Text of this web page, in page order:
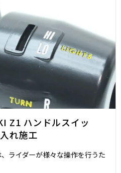
Z1 ハンドルスイッ
れ施工
ライダーが様々な操作を行うた